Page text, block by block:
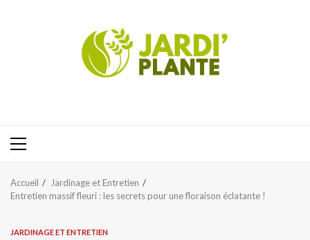
Menu
Accueil
Jardinage et Entretien
Entretien massif fleuri : les secrets pour une floraison éclatante !
JARDINAGE ET ENTRETIEN